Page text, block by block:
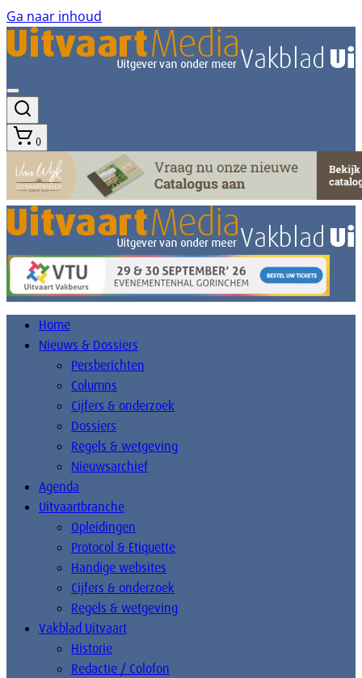
Ga naar inhoud
0
Home
Nieuws & Dossiers
Persberichten
Columns
Cijfers & onderzoek
Dossiers
Regels & wetgeving
Nieuwsarchief
Agenda
Uitvaartbranche
Opleidingen
Protocol & Etiquette
Handige websites
Cijfers & onderzoek
Regels & wetgeving
Vakblad Uitvaart
Historie
Redactie / Colofon